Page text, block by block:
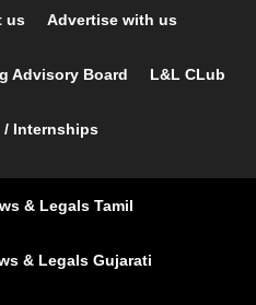
us Advertise with us
Advisory Board L&L CLub
/ Internships
& Legals Tamil
& Legals Gujarati